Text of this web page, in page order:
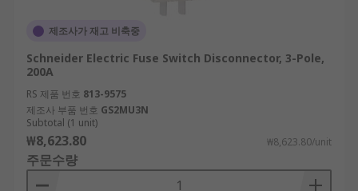
maintenance on part of an electrical circuit as
The advantage of using a fused switch over a
non-fused switch is that it can provide a higher
level of safety compared with unfused
disconnectors, as the fuse blows in the event of
breaches such as short circuits or over currents.
제조사가 재고 비축중
Schneider Electric Fuse Switch Disconnector, 3-Pole,
200A
RS 제품 번호 813-9575
제조사 부품 번호 GS2MU3N
Subtotal (1 unit)
₩8,623.80 ₩8,623.80/unit
주문수량